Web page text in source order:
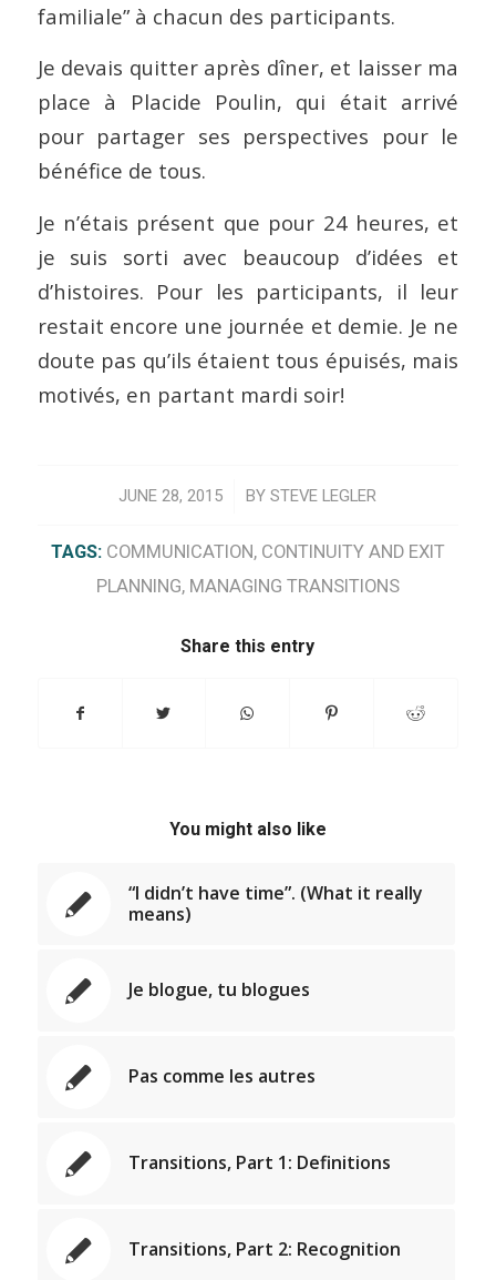
familiale” à chacun des participants.
Je devais quitter après dîner, et laisser ma
place à Placide Poulin, qui était arrivé
pour partager ses perspectives pour le
bénéfice de tous.
Je n’étais présent que pour 24 heures, et
je suis sorti avec beaucoup d’idées et
d’histoires. Pour les participants, il leur
restait encore une journée et demie. Je ne
doute pas qu’ils étaient tous épuisés, mais
motivés, en partant mardi soir!
JUNE 28, 2015
/ BYSTEVE LEGLER
TAGS: COMMUNICATION, CONTINUITY AND EXIT
PLANNING, MANAGING TRANSITIONS
Share this entry
You might also like
“I didn’t have time”. (What it really
means)
Je blogue, tu blogues
Pas comme les autres
Transitions, Part 1: Definitions
Transitions, Part 2: Recognition